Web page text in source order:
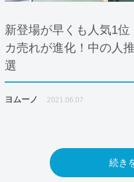
新登場が早くも人気1
カ売れが進化！中の人
選
ヨムーノ 2021.06.07
続き